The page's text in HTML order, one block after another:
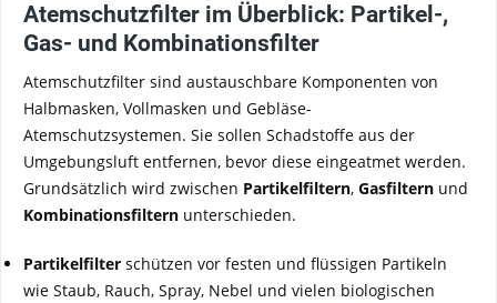
Atemschutzfilter im Überblick: Partikel-,
Gas- und Kombinationsfilter
Atemschutzfilter sind austauschbare Komponenten von
Halbmasken, Vollmasken und Gebläse-
Atemschutzsystemen. Sie sollen Schadstoffe aus der
Umgebungsluft entfernen, bevor diese eingeatmet werden.
Grundsätzlich wird zwischen Partikelfiltern, Gasfiltern und
Kombinationsfiltern unterschieden.
Partikelfilter schützen vor festen und flüssigen Partikeln
wie Staub, Rauch, Spray, Nebel und vielen biologischen